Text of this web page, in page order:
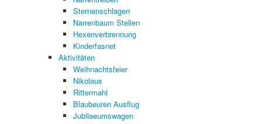
Sternenschlagen
Narrenbaum Stellen
Hexenverbrennung
Kinderfasnet
Aktivitäten
Weihnachtsfeier
Nikolaus
Rittermahl
Blaubeuren Ausflug
Jubilaeumswagen